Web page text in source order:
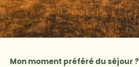
Mon moment préféré du séjour ?